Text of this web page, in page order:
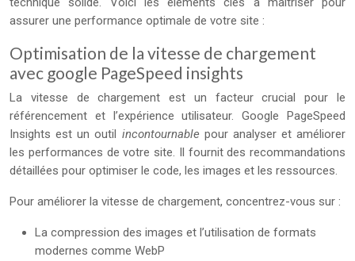
assurer une performance optimale de votre site :
Optimisation de la vitesse de chargement
avec google PageSpeed insights
La vitesse de chargement est un facteur crucial pour le
référencement et l’expérience utilisateur. Google PageSpeed
Insights est un outil incontournable pour analyser et améliorer
les performances de votre site. Il fournit des recommandations
détaillées pour optimiser le code, les images et les ressources.
Pour améliorer la vitesse de chargement, concentrez-vous sur :
La compression des images et l’utilisation de formats
modernes comme WebP